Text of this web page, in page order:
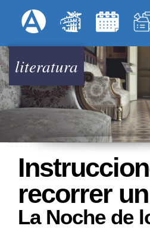
al
Menú Superior
literatura
recorrer
La Noche de